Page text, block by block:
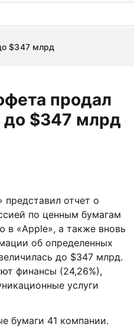
$347 млрд
продал
до $347 млрд
отчет о
по ценным бумагам
«Apple», а также вновь
об определенных
до $347 млрд.
финансы (24,26%),
услуги
бумаги 41 компании.